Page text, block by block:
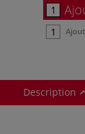
Description